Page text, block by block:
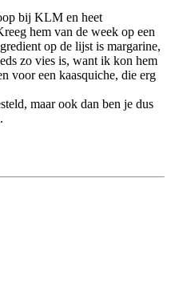
bij KLM en heet
hem van de week op een
op de lijst is margarine,
zo vies is, want ik kon hem
voor een kaasquiche, die erg
maar ook dan ben je dus